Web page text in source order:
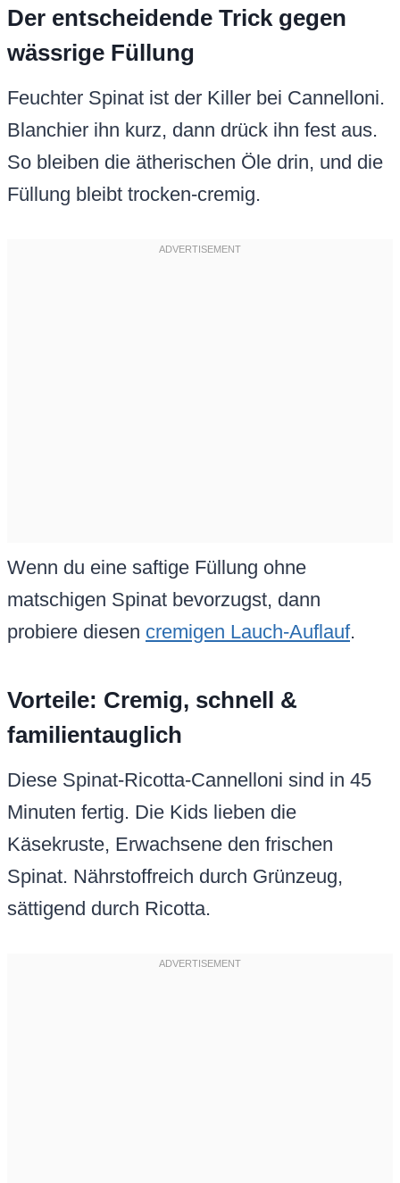
Der entscheidende Trick gegen
wässrige Füllung
Feuchter Spinat ist der Killer bei Cannelloni.
Blanchier ihn kurz, dann drück ihn fest aus.
So bleiben die ätherischen Öle drin, und die
Füllung bleibt trocken-cremig.
Wenn du eine saftige Füllung ohne
matschigen Spinat bevorzugst, dann
probiere diesen cremigen Lauch-Auflauf.
Vorteile: Cremig, schnell &
familientauglich
Diese Spinat-Ricotta-Cannelloni sind in 45
Minuten fertig. Die Kids lieben die
Käsekruste, Erwachsene den frischen
Spinat. Nährstoffreich durch Grünzeug,
sättigend durch Ricotta.